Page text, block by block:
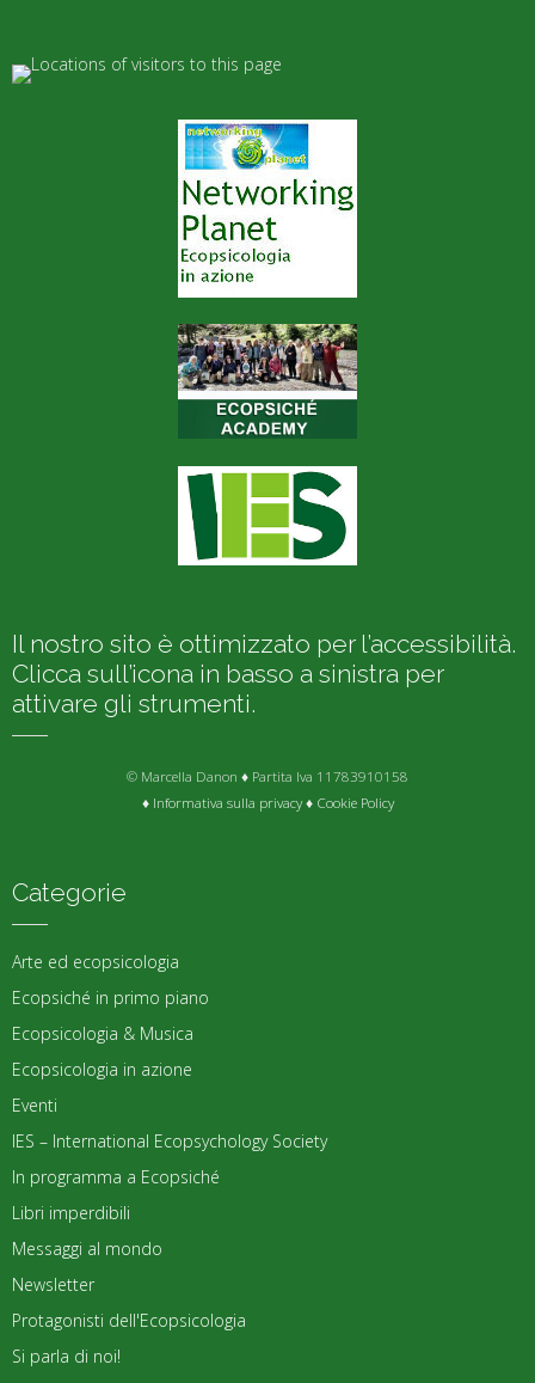
Il nostro sito è ottimizzato per l’accessibilità.
Clicca sull’icona in basso a sinistra per
attivare gli strumenti.
© Marcella Danon ♦ Partita Iva 11783910158
♦ Informativa sulla privacy♦ Cookie Policy
Categorie
Arte ed ecopsicologia
Ecopsiché in primo piano
Ecopsicologia & Musica
Ecopsicologia in azione
Eventi
IES – International Ecopsychology Society
In programma a Ecopsiché
Libri imperdibili
Messaggi al mondo
Newsletter
Protagonisti dell'Ecopsicologia
Si parla di noi!